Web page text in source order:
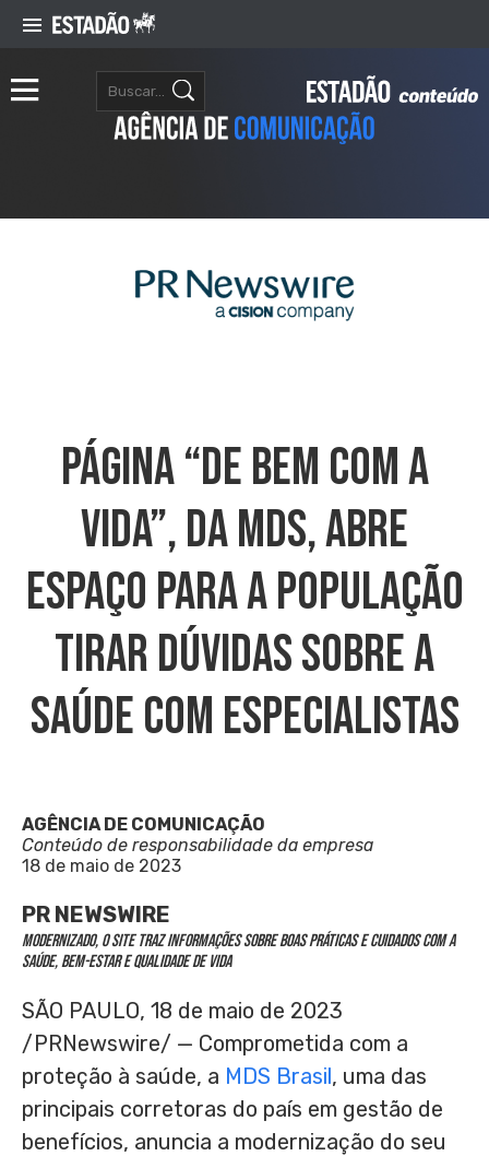
Página “De Bem Com A
Vida”, Da MDS, Abre
Espaço Para A População
Tirar Dúvidas Sobre A
Saúde Com Especialistas
AGÊNCIA DE COMUNICAÇÃO
Conteúdo de responsabilidade da empresa
18 de maio de 2023
PR NEWSWIRE
Modernizado, o site traz informações sobre boas práticas e cuidados com a
saúde, bem-estar e qualidade de vida
SÃO PAULO, 18 de maio de 2023
/PRNewswire/ — Comprometida com a
proteção à saúde, a MDS Brasil, uma das
principais corretoras do país em gestão de
benefícios, anuncia a modernização do seu